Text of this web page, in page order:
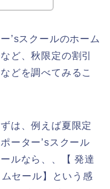
’sスクールのホーム
ど、秋限定の割引
どを調べてみるこ
は、例えば夏限定
ーター’sスクール
ルなら、、【 発達
セール】という感